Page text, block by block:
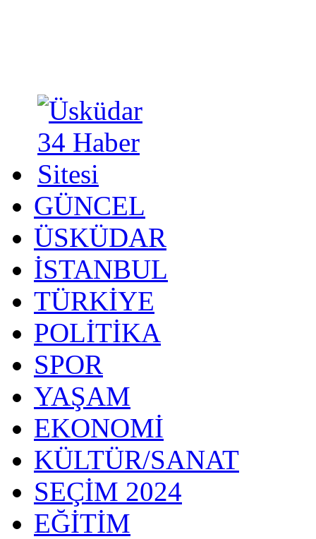
GÜNCEL
ÜSKÜDAR
İSTANBUL
TÜRKİYE
POLİTİKA
SPOR
YAŞAM
EKONOMİ
KÜLTÜR/SANAT
SEÇİM 2024
EĞİTİM